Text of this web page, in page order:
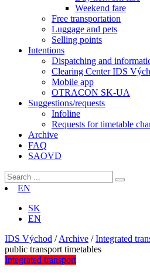
Weekend fare
Free transportation
Luggage and pets
Selling points
Intentions
Dispatching and
Clearing Center IDS
Mobile app
OTRACON SK-UA
Suggestions/requests
Infoline
Requests for timetable
Archive
FAQ
SAOVD
EN
SK
EN
IDS Východ /Archive /Integrated
public transport timetables
Integrated transport